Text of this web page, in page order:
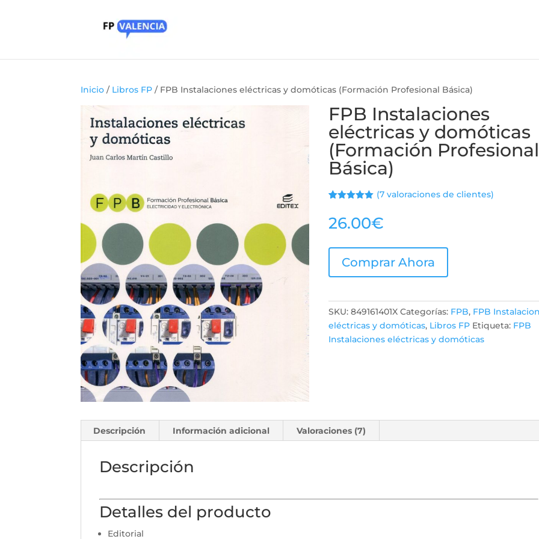
Inicio / Libros FP / FPB Instalaciones eléctricas y domóticas (Formación Profesional Básica)
FPB Instalaciones
eléctricas y domóticas
(Formación Profesional
Básica)
con 5.00
de
5 en base
s de
clientes
(7valoraciones de clientes)
26.00€
Comprar Ahora
SKU:849161401X Categorías: FPB, FPB
eléctricas y domóticas, Libros FP Etiqueta: FPB
Instalaciones eléctricas y domóticas
Descripción Información adicional Valoraciones (7)
Descripción
Detalles del producto
Editorial